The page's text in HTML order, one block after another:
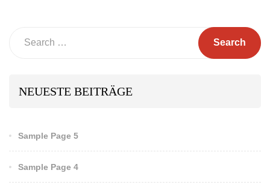
NEUESTE BEITRÄGE
Sample Page 5
Sample Page 4